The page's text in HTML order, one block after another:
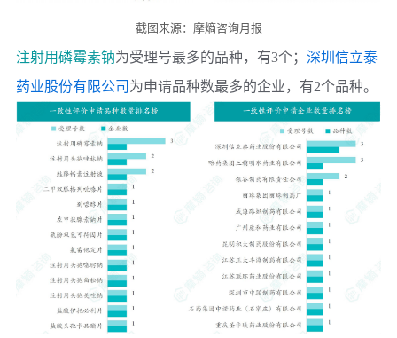
截图来源：摩熵咨询月报
注射用磷霉素钠为受理号最多的品种，有3个； 深圳信立泰
药业股份有限公司 为申请品种数最多的企业，有2个品种。